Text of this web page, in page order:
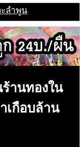
ะลำพูน
านทองใน
เกือบล้าน